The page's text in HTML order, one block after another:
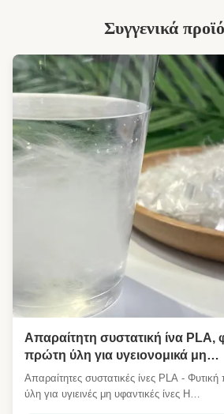
πολυεστέρα PSF μη
Δοκίμια από
Τεχνητές φυσικές
Συγγενικά
Απαραίτητη συστατική ίνα PLA,
πρώτη ύλη για υγειονομικά μη
υφασμένα
Απαραίτητες συστατικές ίνες PLA -
ύλη για υγιεινές μη υφαντικές ίνες Η